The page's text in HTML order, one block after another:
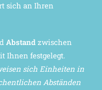
sich an Ihren
Abstand zwischen
Ihnen festgelegt.
sich Einheiten in
Abständen